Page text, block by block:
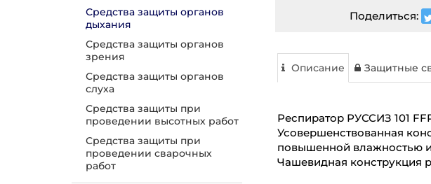
Средства защиты органов
дыхания
Средства защиты органов
зрения
Средства защиты органов
слуха
Средства защиты при
проведении высотных работ
Средства защиты при
проведении сварочных
работ
Поделиться:
Описание Защитные
Респиратор РУССИЗ 101
Усовершенствованная
повышенной влажностью
Чашевидная конструкция